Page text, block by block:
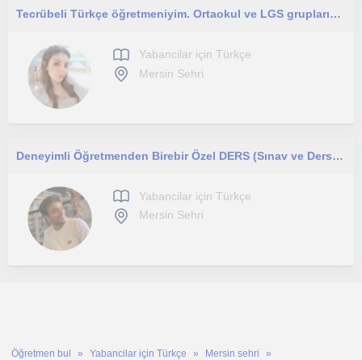
Tecrübeli Türkçe öğretmeniyim. Ortaokul ve LGS gruplarına ders vermekteyim.
Yabancilar için Türkçe
Mersin Sehri
Deneyimli Öğretmenden Birebir Özel DERS (Sınav ve Ders Odaklı)
Yabancilar için Türkçe
Mersin Sehri
Öğretmen bul Yabancilar için Türkçe Mersin sehri